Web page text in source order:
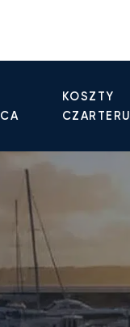
KOSZTY
CZARTERU